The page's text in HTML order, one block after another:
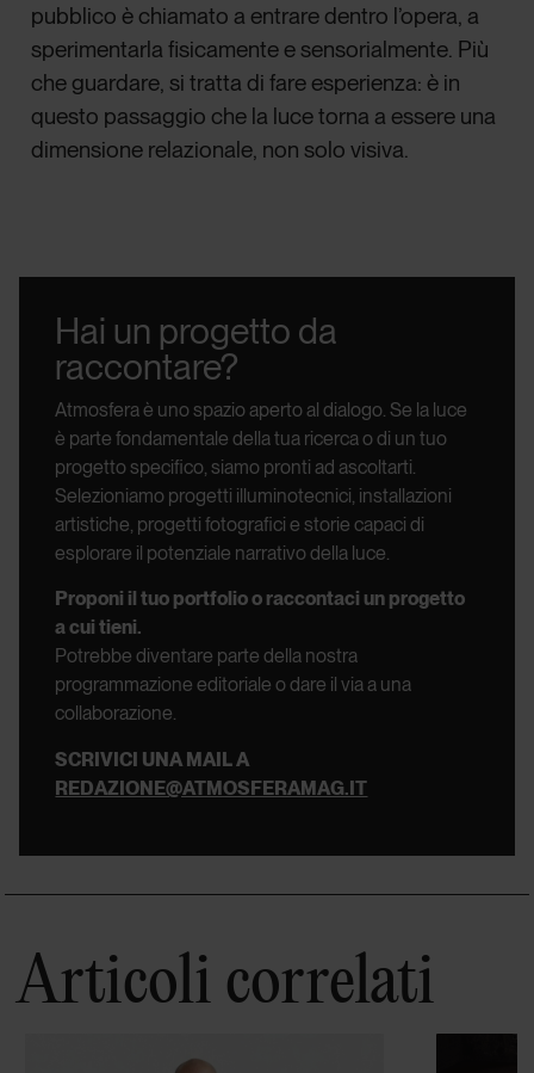
pubblico è chiamato a entrare dentro l’opera, a
sperimentarla fisicamente e sensorialmente. Più
che guardare, si tratta di fare esperienza: è in
questo passaggio che la luce torna a essere una
dimensione relazionale, non solo visiva.
Hai un progetto da
raccontare?
Atmosfera è uno spazio aperto al dialogo.Se la luce
è parte fondamentale della tua ricerca o di un tuo
progetto specifico, siamo pronti ad ascoltarti.
Selezioniamo progetti illuminotecnici, installazioni
artistiche, progetti fotografici e storie capaci di
esplorare il potenziale narrativo della luce.
Proponi il tuo portfolio o raccontaci un progetto
a cui tieni.
Potrebbe diventare parte della nostra
programmazione editoriale o dare il via a una
collaborazione.
SCRIVICI UNA MAIL A
REDAZIONE@ATMOSFERAMAG.IT
Articoli correlati